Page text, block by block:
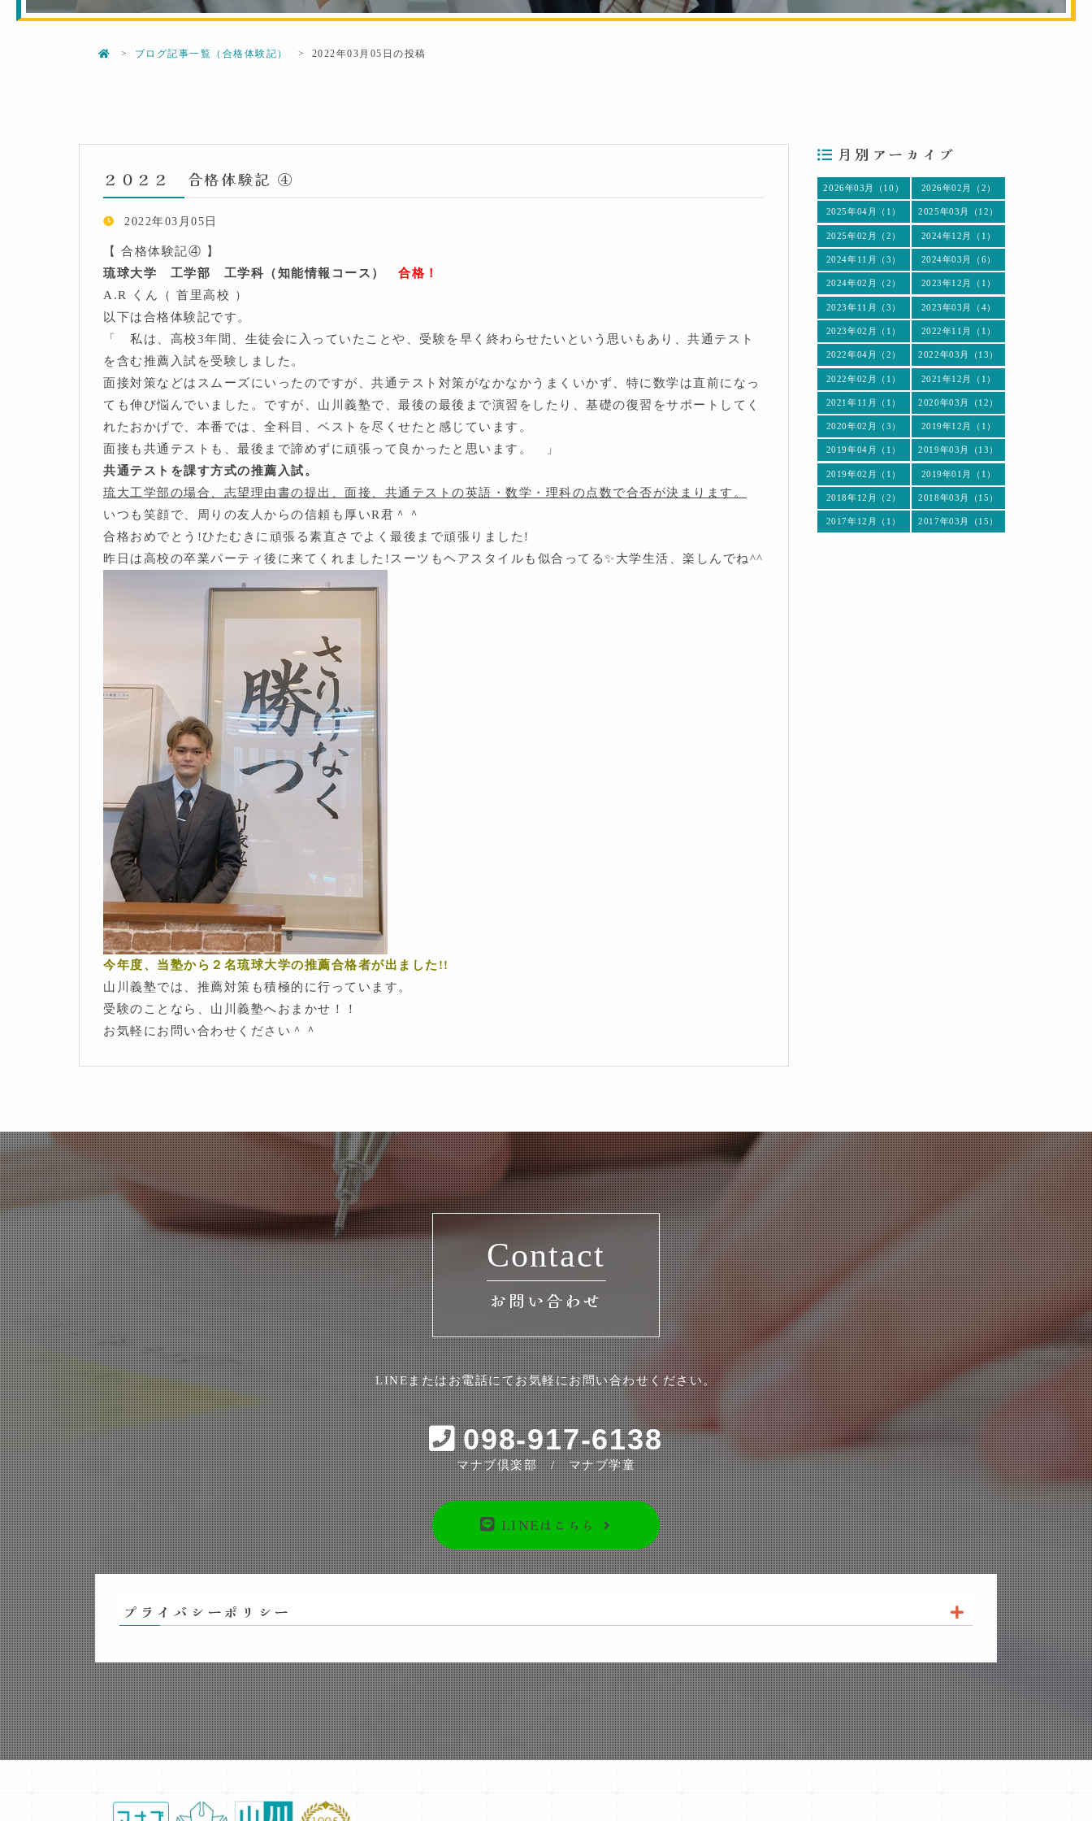
ブログ記事一覧（合格体験記） 2022年03月05日の投稿
２０２２ 合格体験記 ④
2022年03月05日
【 合格体験記④ 】
琉球大学 工学部 工学科（知能情報コース） 合格！
A.R くん（ 首里高校 ）
以下は合格体験記です。
「 私は、高校3年間、生徒会に入っていたことや、受験を早く終わらせたいという思いもあり、共通テスト
を含む推薦入試を受験しました。
面接対策などはスムーズにいったのですが、共通テスト対策がなかなかうまくいかず、特に数学は直前になっ
ても伸び悩んでいました。ですが、山川義塾で、最後の最後まで演習をしたり、基礎の復習をサポートしてく
れたおかげで、本番では、全科目、ベストを尽くせたと感じています。
面接も共通テストも、最後まで諦めずに頑張って良かったと思います。 」
共通テストを課す方式の推薦入試。
琉大工学部の場合、志望理由書の提出、面接、共通テストの英語・数学・理科の点数で合否が決まります。
いつも笑顔で、周りの友人からの信頼も厚いR君＾＾
合格おめでとう!ひたむきに頑張る素直さでよく最後まで頑張りました!
昨日は高校の卒業パーティ後に来てくれました!スーツもヘアスタイルも似合ってる✨大学生活、楽しんでね^^
今年度、当塾から２名琉球大学の推薦合格者が出ました!!
山川義塾では、推薦対策も積極的に行っています。
受験のことなら、山川義塾へおまかせ！！
お気軽にお問い合わせください＾＾
月別アーカイブ
2026年03月（10） 2026年02月（2）
2025年04月（1） 2025年03月（12）
2025年02月（2） 2024年12月（1）
2024年11月（3） 2024年03月（6）
2024年02月（2） 2023年12月（1）
2023年11月（3） 2023年03月（4）
2023年02月（1） 2022年11月（1）
2022年04月（2） 2022年03月（13）
2022年02月（1） 2021年12月（1）
2021年11月（1） 2020年03月（12）
2020年02月（3） 2019年12月（1）
2019年04月（1） 2019年03月（13）
2019年02月（1） 2019年01月（1）
2018年12月（2） 2018年03月（15）
2017年12月（1） 2017年03月（15）
Contact
お問い合わせ
LINEまたはお電話にてお気軽にお問い合わせください。
098-917-6138
マナブ倶楽部 / マナブ学童
LINEはこちら
プライバシーポリシー